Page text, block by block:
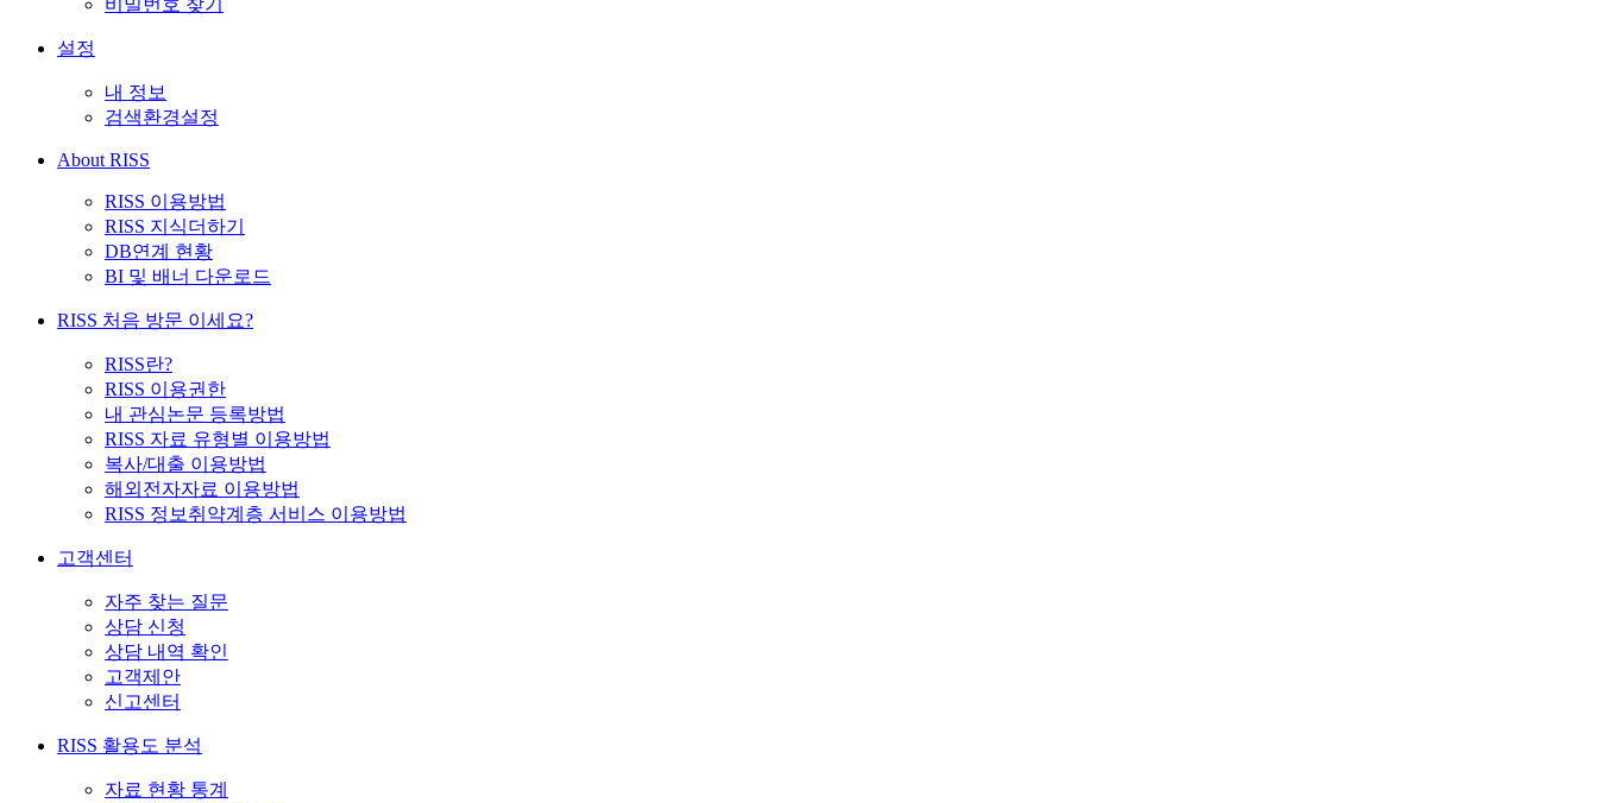
비밀번호 찾기
설정
내 정보
검색환경설정
About RISS
RISS 이용방법
RISS 지식더하기
DB연계 현황
BI 및 배너 다운로드
RISS 처음 방문 이세요?
RISS란?
RISS 이용권한
내 관심논문 등록방법
RISS 자료 유형별 이용방법
복사/대출 이용방법
해외전자자료 이용방법
RISS 정보취약계층 서비스 이용방법
고객센터
자주 찾는 질문
상담 신청
상담 내역 확인
고객제안
신고센터
RISS 활용도 분석
자료 현황 통계